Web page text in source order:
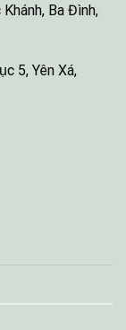
Ba Đình,
5, Yên Xá,